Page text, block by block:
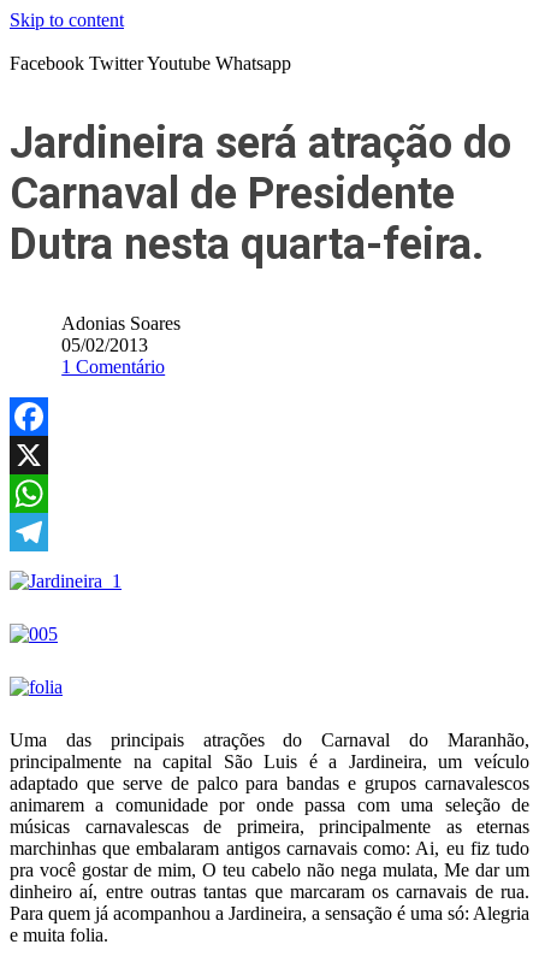
Skip to content
Facebook TwitterYoutube Whatsapp
Jardineira será atração do
Carnaval de Presidente
Dutra nesta quarta-feira.
Adonias Soares
05/02/2013
1 Comentário
Facebook
X
WhatsApp
Telegram
Uma das principais atrações do Carnaval do Maranhão,
principalmente na capital São Luis é a Jardineira, um veículo
adaptado que serve de palco para bandas e grupos carnavalescos
animarem a comunidade por onde passa com uma seleção de
músicas carnavalescas de primeira, principalmente as eternas
marchinhas que embalaram antigos carnavais como: Ai, eu fiz tudo
pra você gostar de mim, O teu cabelo não nega mulata, Me dar um
dinheiro aí, entre outras tantas que marcaram os carnavais de rua.
Para quem já acompanhou a Jardineira, a sensação é uma só: Alegria
e muita folia.